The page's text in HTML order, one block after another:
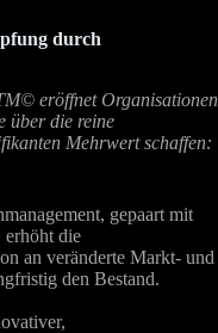
durch
eröffnet Organisationen
über die reine
Mehrwert schaffen:
gepaart mit
erhöht die
an veränderte Markt- und
den Bestand.